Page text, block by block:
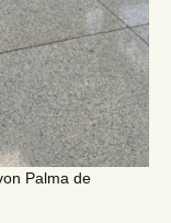
Palma de